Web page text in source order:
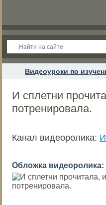
Видеоуроки по
И сплетни
потренировала.
Канал видеоролика:
Обложка видеоролика: